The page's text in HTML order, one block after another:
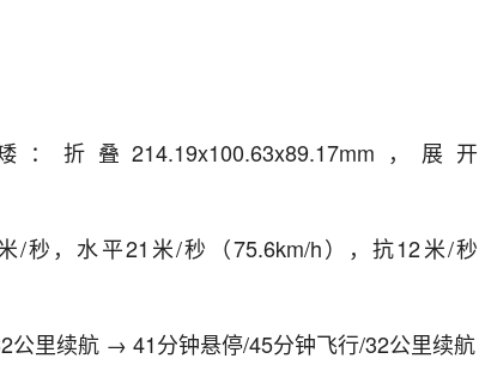
叠214.19x100.63x89.17mm，展开
/秒，水平21米/秒（75.6km/h），抗12米/秒
公里续航 → 41分钟悬停/45分钟飞行/32公里续航